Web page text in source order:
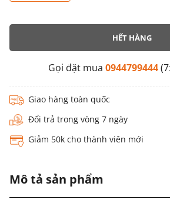
HẾT HÀNG
Gọi đặt mua 0944799444
Giao hàng toàn quốc
Đổi trả trong vòng 7 ngày
Giảm 50k cho thành viên mới
Mô tả sản phẩm